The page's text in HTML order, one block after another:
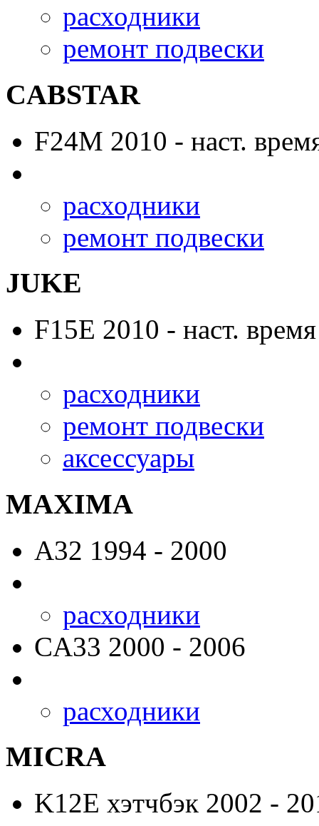
расходники
ремонт подвески
CABSTAR
F24M 2010 - наст.
расходники
ремонт подвески
JUKE
F15E 2010 - наст. время
расходники
ремонт подвески
аксессуары
MAXIMA
A32 1994 - 2000
расходники
CA33 2000 - 2006
расходники
MICRA
K12E хэтчбэк 2002 -